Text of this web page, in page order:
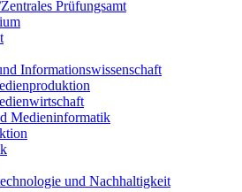
Prüfungsamt
Informationswissenschaft
Medieninformatik
und Nachhaltigkeit